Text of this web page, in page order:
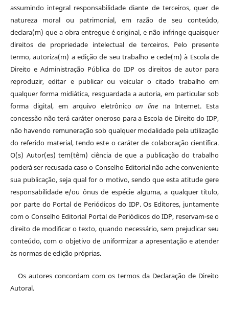
assumindo integral responsabilidade diante de terceiros, quer de
natureza moral ou patrimonial, em razão de seu conteúdo,
declara(m) que a obra entregue é original, e não infringe quaisquer
direitos de propriedade intelectual de terceiros. Pelo presente
termo, autoriza(m) a edição de seu trabalho e cede(m) à Escola de
Direito e Administração Pública do IDP os direitos de autor para
reproduzir, editar e publicar ou veicular o citado trabalho em
qualquer forma midiática, resguardada a autoria, em particular sob
forma digital, em arquivo eletrônicoon line na Internet. Esta
concessão não terá caráter oneroso para a Escola de Direito do IDP,
não havendo remuneração sob qualquer modalidade pela utilização
do referido material, tendo este o caráter de colaboração científica.
O(s) Autor(es) tem(têm) ciência de que a publicação do trabalho
poderá ser recusada caso o Conselho Editorial não ache conveniente
sua publicação, seja qual for o motivo, sendo que esta atitude gere
responsabilidade e/ou ônus de espécie alguma, a qualquer título,
por parte do Portal de Periódicos do IDP. Os Editores, juntamente
com o Conselho Editorial Portal de Periódicos do IDP, reservam-se o
direito de modificar o texto, quando necessário, sem prejudicar seu
conteúdo, com o objetivo de uniformizar a apresentação e atender
às normas de edição próprias.
Os autores concordam com os termos da Declaração de Direito
Autoral.